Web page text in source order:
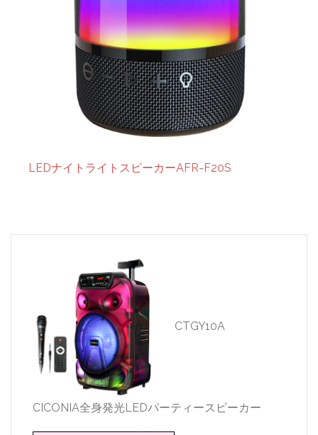
LEDナイトライトスピーカーAFR-F20S
CTGY10A
CICONIA全身発光LEDパーティースピーカー